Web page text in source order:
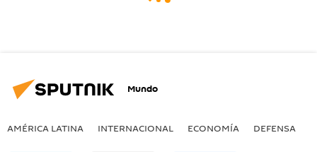
Mundo
AMÉRICA LATINA INTERNACIONAL ECONOMÍA DEFENSA